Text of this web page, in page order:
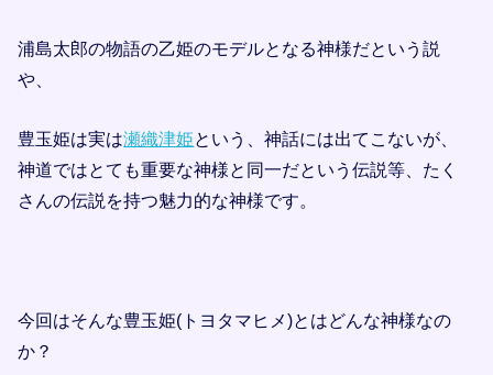
浦島太郎の物語の乙姫のモデルとなる神様だという説
や、
豊玉姫は実は瀬織津姫という、神話には出てこないが、
神道ではとても重要な神様と同一だという伝説等、たく
さんの伝説を持つ魅力的な神様です。
今回はそんな豊玉姫(トヨタマヒメ)とはどんな神様なの
か？